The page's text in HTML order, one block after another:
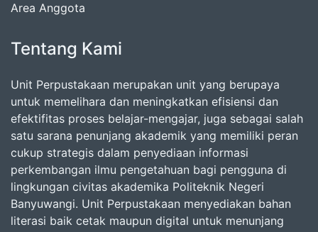
Area Anggota
Tentang Kami
Unit Perpustakaan merupakan unit yang berupaya
untuk memelihara dan meningkatkan efisiensi dan
efektifitas proses belajar-mengajar, juga sebagai salah
satu sarana penunjang akademik yang memiliki peran
cukup strategis dalam penyediaan informasi
perkembangan ilmu pengetahuan bagi pengguna di
lingkungan civitas akademika Politeknik Negeri
Banyuwangi. Unit Perpustakaan menyediakan bahan
literasi baik cetak maupun digital untuk menunjang